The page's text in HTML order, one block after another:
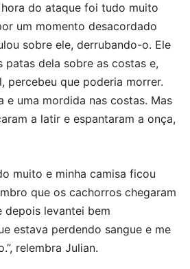
do ataque foi tudo muito
um momento desacordado
sobre ele, derrubando-o. Ele
patas dela sobre as costas e,
percebeu que poderia morrer.
e uma mordida nas costas. Mas
a latir e espantaram a onça,
muito e minha camisa ficou
que os cachorros chegaram
depois levantei bem
estava perdendo sangue e me
relembra Julian.